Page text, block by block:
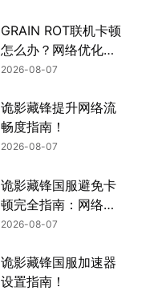
GRAIN ROT联机卡顿
怎么办？网络优化解
决方案！
2026-08-07
诡影藏锋提升网络流
畅度指南！
2026-08-07
诡影藏锋国服避免卡
顿完全指南：网络优
化与解决技巧！
2026-08-07
诡影藏锋国服加速器
设置指南！